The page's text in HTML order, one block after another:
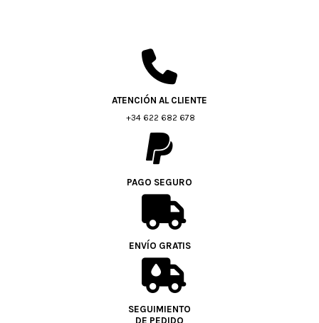
ATENCIÓN AL CLIENTE
+34 622 682 678
PAGO SEGURO
ENVÍO GRATIS
SEGUIMIENTO
DE PEDIDO